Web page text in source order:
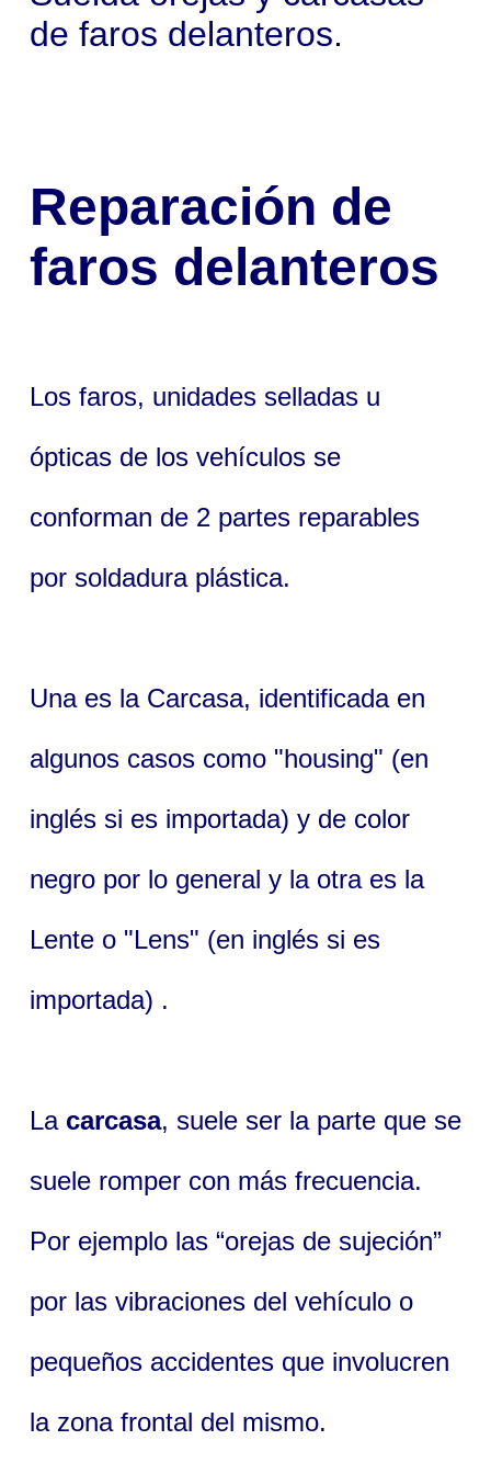
de faros delanteros.
Reparación de
faros delanteros
Los faros, unidades selladas u
ópticas de los vehículos se
conforman de 2 partes reparables
por soldadura plástica.
Una es la Carcasa, identificada en
algunos casos como "housing" (en
inglés si es importada) y de color
negro por lo general y la otra es la
Lente o "Lens" (en inglés si es
importada) .
La carcasa, suele ser la parte que se
suele romper con más frecuencia.
Por ejemplo las “orejas de sujeción”
por las vibraciones del vehículo o
pequeños accidentes que involucren
la zona frontal del mismo.